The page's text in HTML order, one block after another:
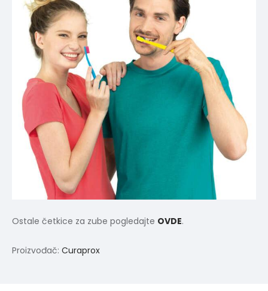
Ostale četkice za zube pogledajte OVDE.
Proizvođač: Curaprox